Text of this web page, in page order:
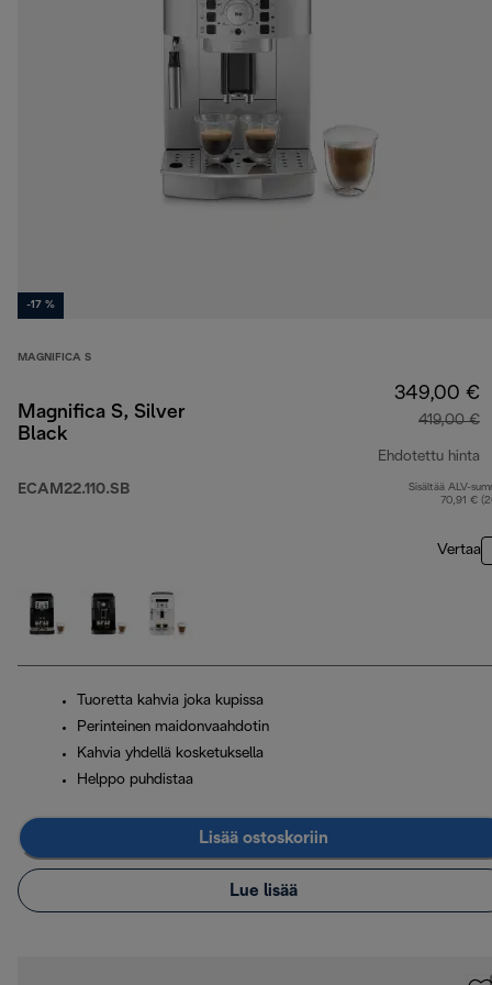
-17 %
MAGNIFICA S
Magnifica S, Silver
Black
ECAM22.110.SB
349,00 €
419,00 €
Ehdotettu hinta
Sisältää ALV-
70,91 €
Vertaa
Tuoretta kahvia joka kupissa
Perinteinen maidonvaahdotin
Kahvia yhdellä kosketuksella
Helppo puhdistaa
Lisää ostoskoriin
Lue lisää